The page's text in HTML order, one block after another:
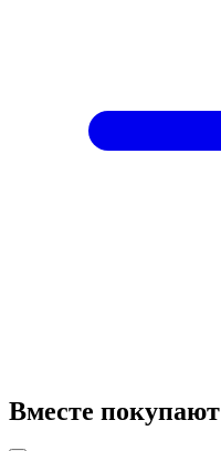
Вместе покупают